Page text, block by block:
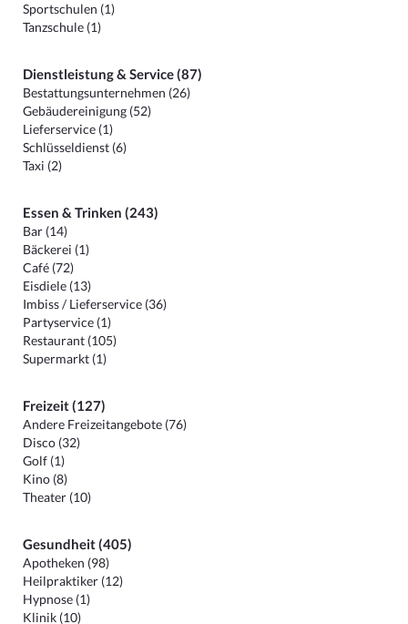
Sportschulen (1)
Tanzschule (1)
Dienstleistung & Service (87)
Bestattungsunternehmen (26)
Gebäudereinigung (52)
Lieferservice (1)
Schlüsseldienst (6)
Taxi (2)
Essen & Trinken (243)
Bar (14)
Bäckerei (1)
Café (72)
Eisdiele (13)
Imbiss / Lieferservice (36)
Partyservice (1)
Restaurant (105)
Supermarkt (1)
Freizeit (127)
Andere Freizeitangebote (76)
Disco (32)
Golf (1)
Kino (8)
Theater (10)
Gesundheit (405)
Apotheken (98)
Heilpraktiker (12)
Hypnose (1)
Klinik (10)